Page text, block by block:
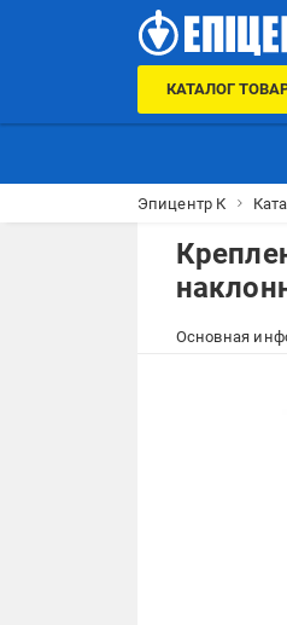
КАТАЛОГ
Эпицентр К
Основная